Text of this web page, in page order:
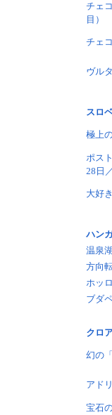
チェ
目）
チェ
ヴル
スロ
極上
ポス
28日
大好
ハン
温泉
方向
ホッ
ブダ
クロ
幻の
アド
宝石